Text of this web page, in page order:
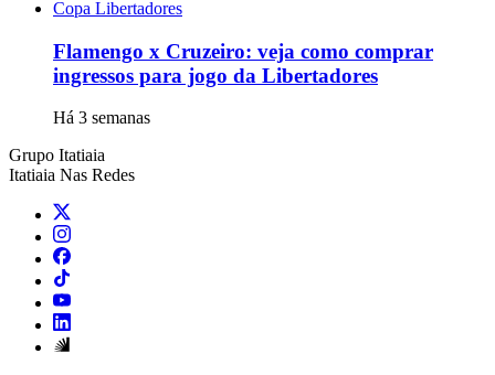
Copa Libertadores
Flamengo x Cruzeiro: veja como comprar
ingressos para jogo da Libertadores
Há 3 semanas
Grupo Itatiaia
Itatiaia Nas Redes